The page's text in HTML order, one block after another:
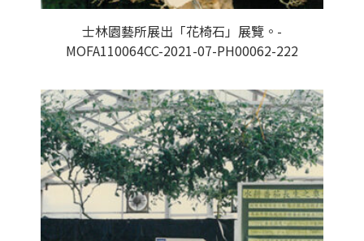
士林園藝所展出「花椅石」展覽。-
MOFA110064CC-2021-07-PH00062-222